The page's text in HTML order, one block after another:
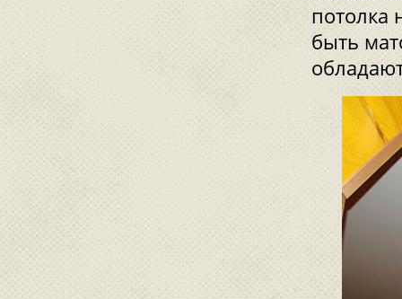
потолка
быть